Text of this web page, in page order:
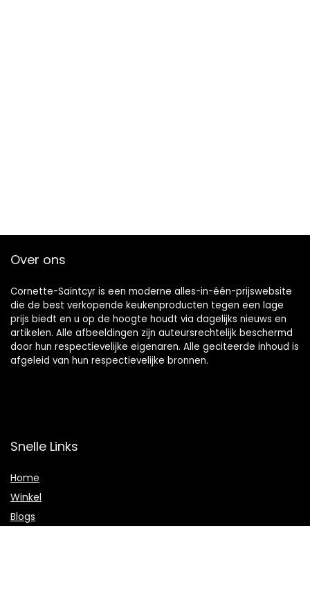
Over ons
Cornette-Saintcyr is een moderne alles-in-één-prijswebsite
die de best verkopende keukenproducten tegen een lage
prijs biedt en u op de hoogte houdt via dagelijks nieuws en
artikelen. Alle afbeeldingen zijn auteursrechtelijk beschermd
door hun respectievelijke eigenaren. Alle geciteerde inhoud is
afgeleid van hun respectievelijke bronnen.
Snelle Links
Home
Winkel
Blogs